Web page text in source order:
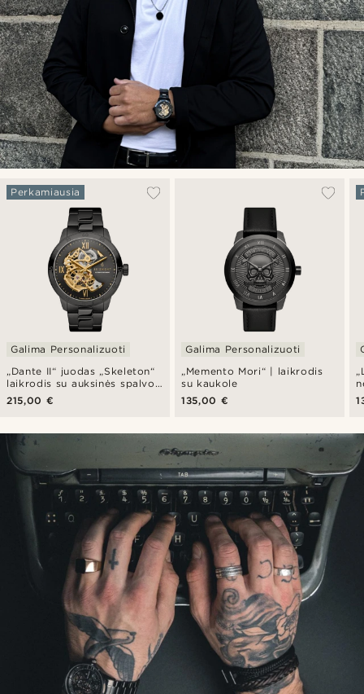
„Dante II“ juodas „Skeleton“
laikrodis su auksinės spalvos
mechanizmu
Perkamiausia
Galima Personalizuoti
215,00 €
„Memento Mori“ | laikrodis
su kaukole
Galima Personalizuoti
135,00 €